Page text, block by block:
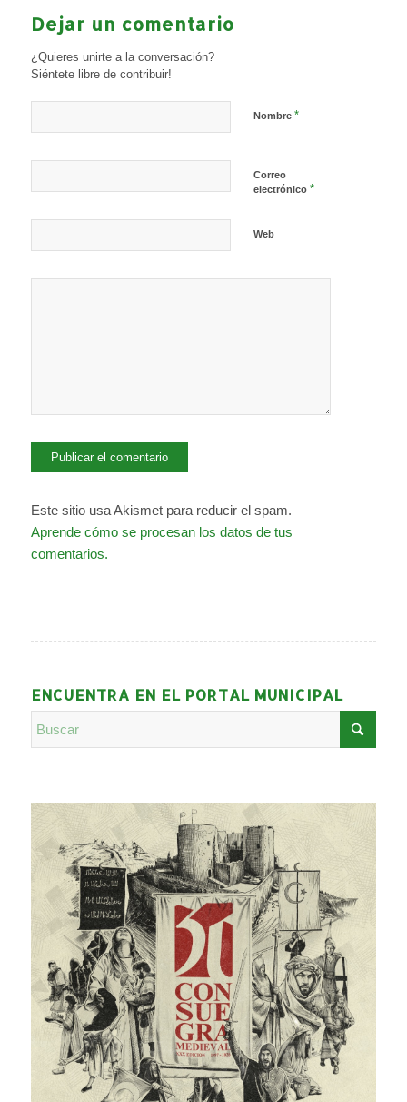
Dejar un comentario
¿Quieres unirte a la conversación?
Siéntete libre de contribuir!
Nombre *
Correo
electrónico *
Web
Este sitio usa Akismet para reducir el spam.
Aprende cómo se procesan los datos de tus
comentarios.
ENCUENTRA EN EL PORTAL MUNICIPAL